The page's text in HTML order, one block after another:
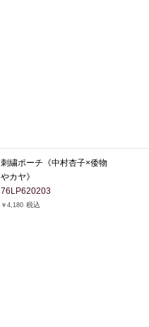
刺繍ポーチ《中村杏子×倭物
やカヤ》
76LP620203
￥4,180 税込